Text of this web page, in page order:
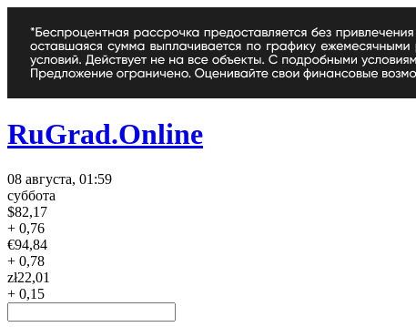
RuGrad.Online
08 августа, 01:59
суббота
$82,17
+ 0,76
€94,84
+ 0,78
zł22,01
+ 0,15